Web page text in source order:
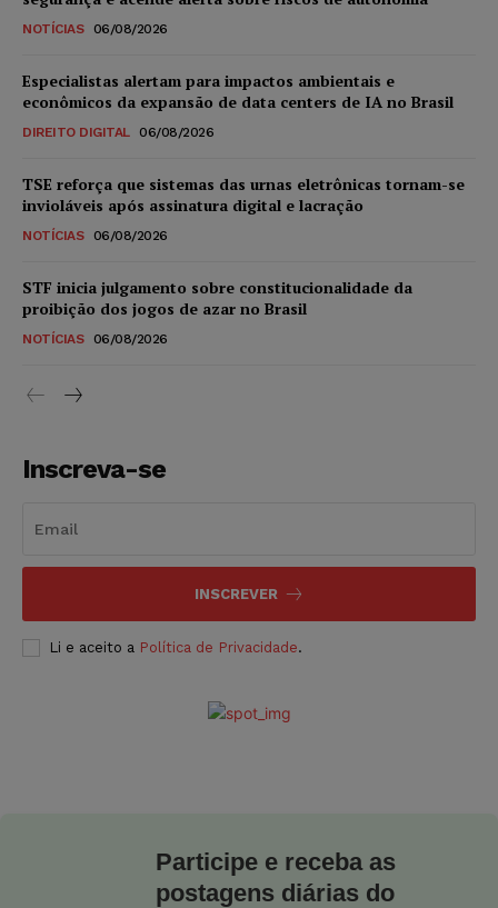
NOTÍCIAS 06/08/2026
Especialistas alertam para impactos ambientais e
econômicos da expansão de data centers de IA no Brasil
DIREITO DIGITAL 06/08/2026
TSE reforça que sistemas das urnas eletrônicas tornam-se
invioláveis após assinatura digital e lacração
NOTÍCIAS 06/08/2026
STF inicia julgamento sobre constitucionalidade da
proibição dos jogos de azar no Brasil
NOTÍCIAS 06/08/2026
Inscreva-se
INSCREVER
Li e aceito a Política de Privacidade.
Participe e receba as
postagens diárias do